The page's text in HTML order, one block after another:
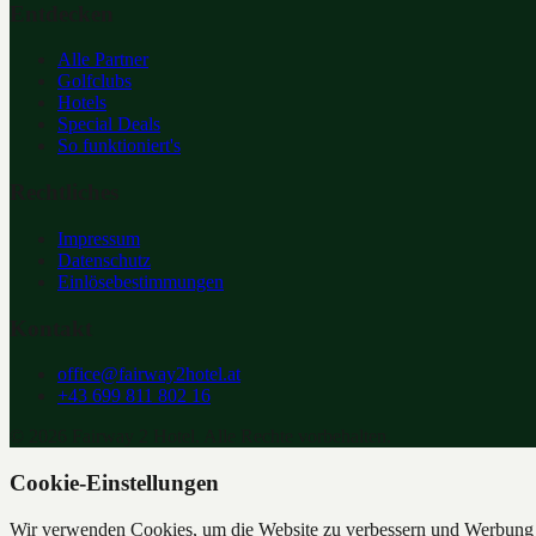
Alle Partner
Golfclubs
Hotels
Special Deals
So funktioniert's
Impressum
Datenschutz
Einlösebestimmungen
office@fairway2hotel.at
+43 699 811 802 16
Cookie-Einstellungen
Wir verwenden Cookies, um die Website zu verbessern und